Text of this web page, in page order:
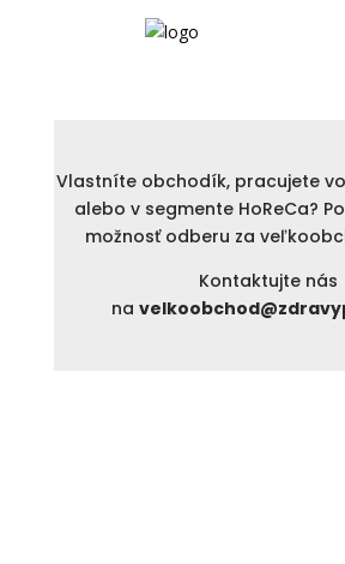
Vlastníte obchodík, pracujete
alebo v segmente HoReCa?
možnosť odberu za
Kontaktujte nás
na